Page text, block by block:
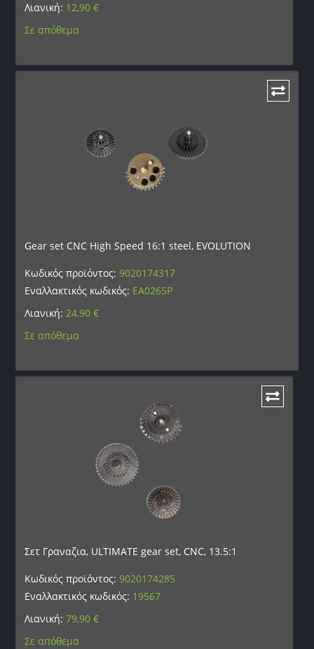
Λιανική: 12,90€
Σε απόθεμα
Gear set CNC High Speed 16:1 steel, EVOLUTION
Κωδικός προϊόντος:9020174317
Εναλλακτικός κωδικός: EA0265P
Λιανική:24,90€
Σε απόθεμα
Σετ Γραναζια, ULTIMATE gear set, CNC, 13.5:1
Κωδικός προϊόντος:9020174285
Εναλλακτικός κωδικός: 19567
Λιανική:79,90€
Σε απόθεμα